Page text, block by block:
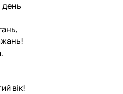
день
вік!